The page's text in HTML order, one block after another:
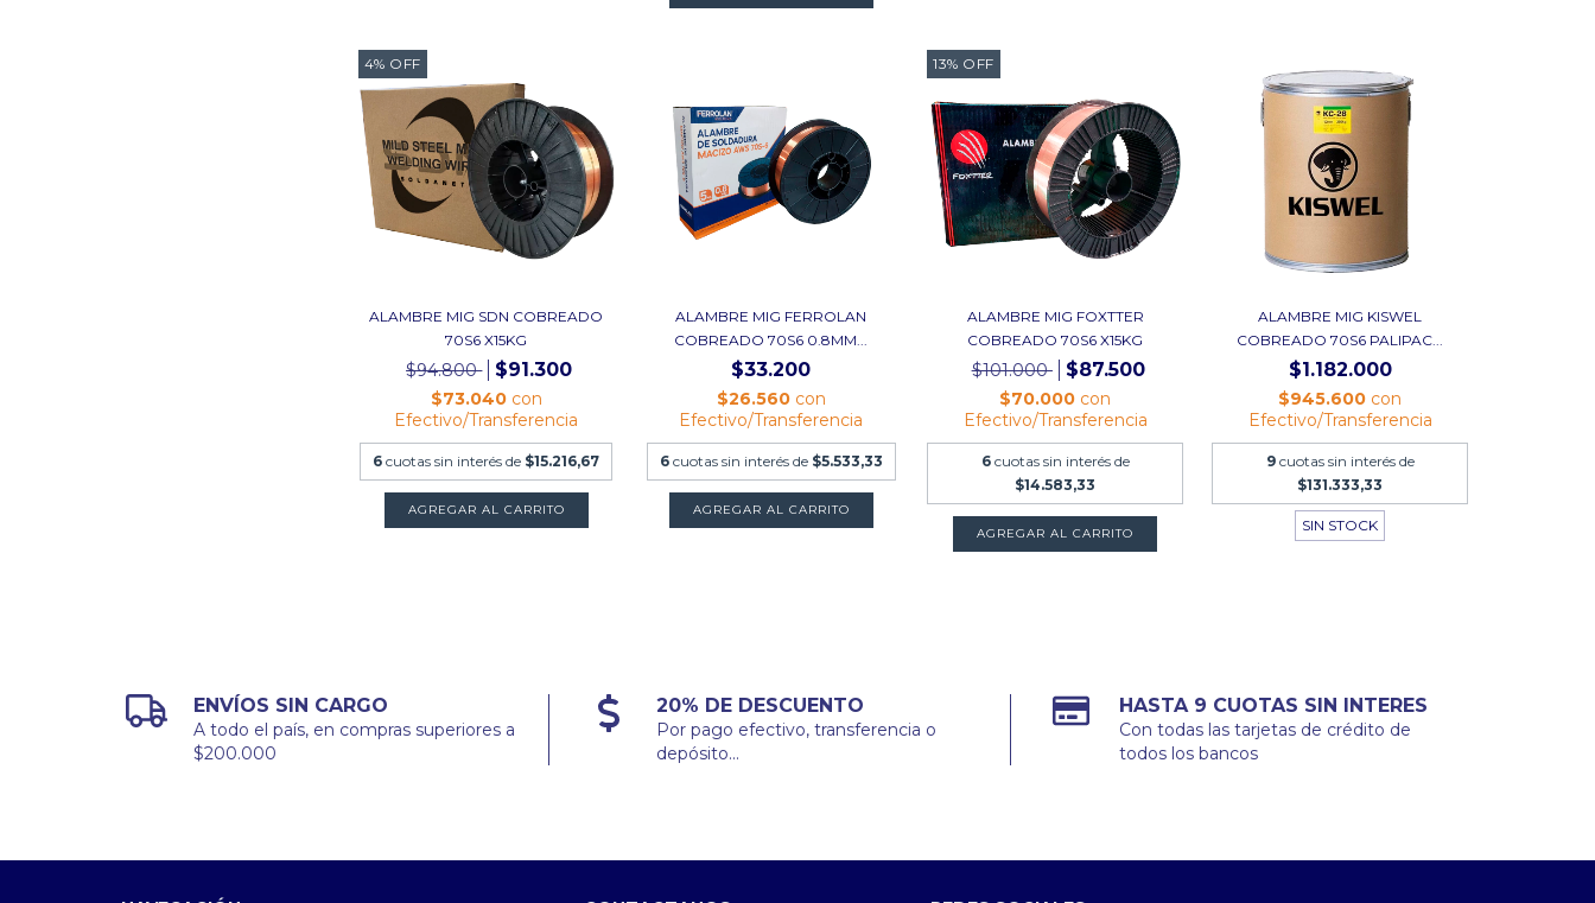
4% OFF
ALAMBRE MIG SDN COBREADO
70S6 X15KG
$94.800 $91.300
$73.040 con
Efectivo/Transferencia
6 cuotas sin interés de $15.216,67
AGREGAR AL CARRITO
ALAMBRE MIG FERROLAN
COBREADO 70S6 0.8MM...
$33.200
$26.560 con
Efectivo/Transferencia
6 cuotas sin interés de $5.533,33
13% OFF
ALAMBRE MIG FOXTTER
COBREADO 70S6 X15KG
$101.000 $87.500
$70.000 con
Efectivo/Transferencia
6 cuotas sin interés de
$14.583,33
AGREGAR AL CARRITO
ALAMBRE MIG KISWEL
COBREADO 70S6 PALIPAC...
$1.182.000
$945.600 con
Efectivo/Transferencia
9 cuotas sin interés de
$131.333,33
SIN STOCK
ENVÍOS SIN CARGO
A todo el país, en compras superiores a
$200.000
20% DE DESCUENTO
Por pago efectivo, transferencia o
depósito...
HASTA 9 CUOTAS SIN INTERES
Con todas las tarjetas de crédito de
todos los bancos